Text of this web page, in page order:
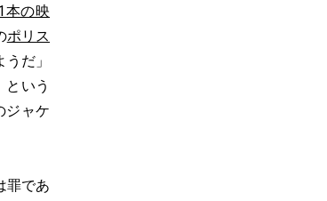
本の映
ポリス
だ」
という
ジャケ
罪であ